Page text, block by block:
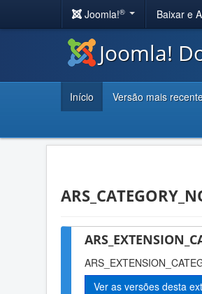
Joomla!® Baixar e
Joomla!
Início Versão mais
Ver as versões desta